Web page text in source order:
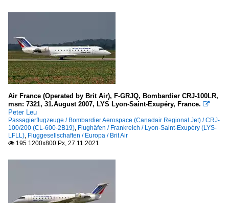
Air France (Operated by Brit Air), F-GRJQ, Bombardier CRJ-100LR,
msn: 7321, 31.August 2007, LYS Lyon-Saint-Exupéry, France. 
Peter Leu
Passagierflugzeuge / Bombardier Aerospace (Canadair Regional Jet) / CRJ-
100/200 (CL-600-2B19), Flughäfen / Frankreich / Lyon-Saint-Exupéry (LYS-
LFLL), Fluggesellschaften / Europa / Brit Air
 195 1200x800 Px, 27.11.2021